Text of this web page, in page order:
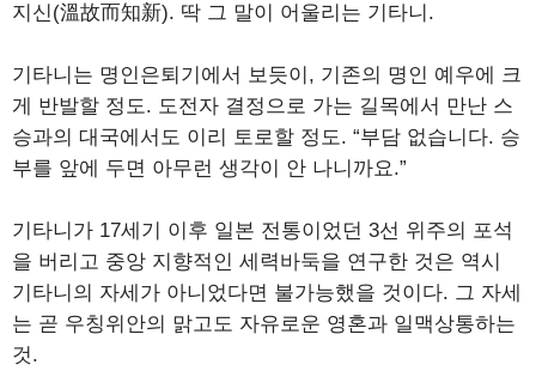
지신(溫故而知新). 딱 그 말이 어울리는 기타니.
기타니는 명인은퇴기에서 보듯이, 기존의 명인 예우에 크
게 반발할 정도. 도전자 결정으로 가는 길목에서 만난 스
승과의 대국에서도 이리 토로할 정도. “부담 없습니다. 승
부를 앞에 두면 아무런 생각이 안 나니까요.”
기타니가 17세기 이후 일본 전통이었던 3선 위주의 포석
을 버리고 중앙 지향적인 세력바둑을 연구한 것은 역시
기타니의 자세가 아니었다면 불가능했을 것이다. 그 자세
는 곧 우칭위안의 맑고도 자유로운 영혼과 일맥상통하는
것.